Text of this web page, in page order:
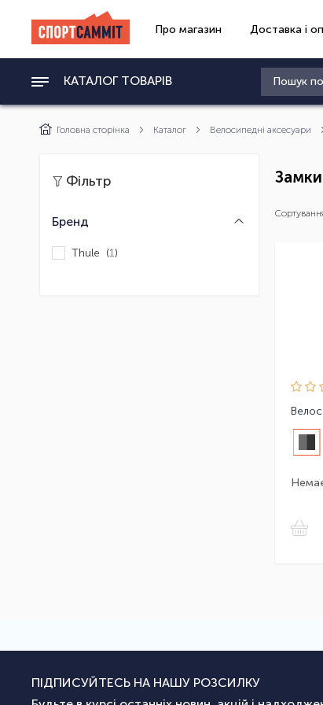
Про магазин Доставка і
КАТАЛОГ ТОВАРІВ
Головна сторінка Каталог Велосипедні аксесуари
Фільтр
Бренд
Thule (1)
ПІДПИСУЙТЕСЬ НА НАШУ РОЗСИЛКУ